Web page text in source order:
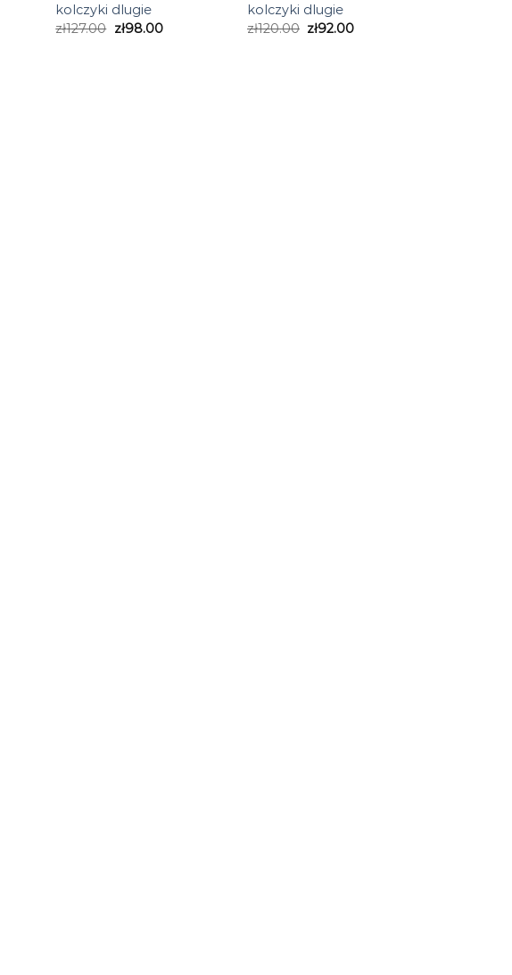
kolczyki dlugie
zł127.00 zł98.00
kolczyki dlugie
zł120.00 zł92.00